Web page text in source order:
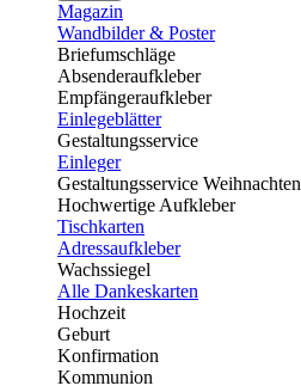
Magazin
Wandbilder & Poster
Briefumschläge
Absenderaufkleber
Empfängeraufkleber
Einlegeblätter
Gestaltungsservice
Einleger
Gestaltungsservice Weihnachten
Hochwertige Aufkleber
Tischkarten
Adressaufkleber
Wachssiegel
Alle Dankeskarten
Hochzeit
Geburt
Konfirmation
Kommunion